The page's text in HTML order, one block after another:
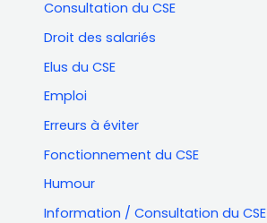
Consultation du CSE
Droit des salariés
Elus du CSE
Emploi
Erreurs à éviter
Fonctionnement du CSE
Humour
Information / Consultation du CSE